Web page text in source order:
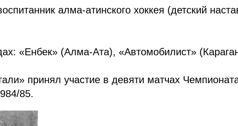
алма-атинского хоккея (детский
«Енбек» (Алма-Ата), «Автомобилист»
принял участие в девяти матчах
85.